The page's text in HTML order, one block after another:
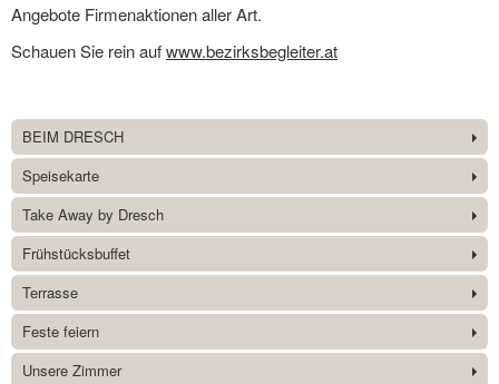
Angebote Firmenaktionen aller Art.
Schauen Sie rein aufwww.bezirksbegleiter.at
BEIM DRESCH
Speisekarte
Take Away by Dresch
Frühstücksbuffet
Terrasse
Feste feiern
Unsere Zimmer